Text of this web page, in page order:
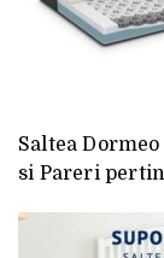
Saltea
si Pareri